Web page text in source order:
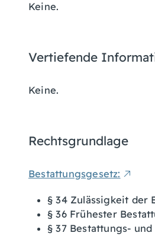
Keine.
Vertiefende
Keine.
Rechtsgrundlage
Bestattungsgesetz:
§ 34 Zulässigkeit der
§ 36 Frühester
§ 37 Bestattungs- und